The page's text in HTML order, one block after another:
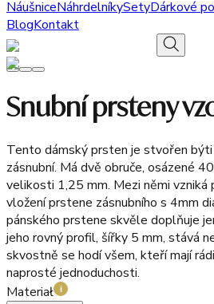
NáušniceNáhrdelníkySetyDárkové
BlogKontakt
Snubní prsteny
Tento dámský prsten je stvořen
zásnubní. Má dvě obruče, osázené
velikosti 1,25 mm. Mezi němi vzniká
vložení prstene zásnubního s 4mm
pánského prstene skvěle doplňuje
jeho rovný profil, šířky 5 mm, stává
skvostně se hodí všem, kteří mají
naprosté jednoduchosti.
Materiał
i